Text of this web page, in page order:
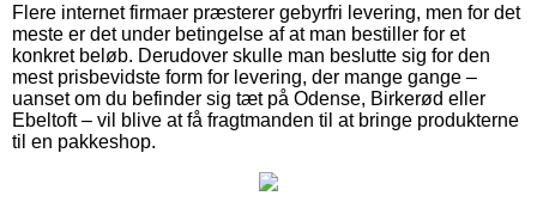
Flere internet firmaer præsterer gebyrfri levering, men for det
meste er det under betingelse af at man bestiller for et
konkret beløb. Derudover skulle man beslutte sig for den
mest prisbevidste form for levering, der mange gange –
uanset om du befinder sig tæt på Odense, Birkerød eller
Ebeltoft – vil blive at få fragtmanden til at bringe produkterne
til en pakkeshop.